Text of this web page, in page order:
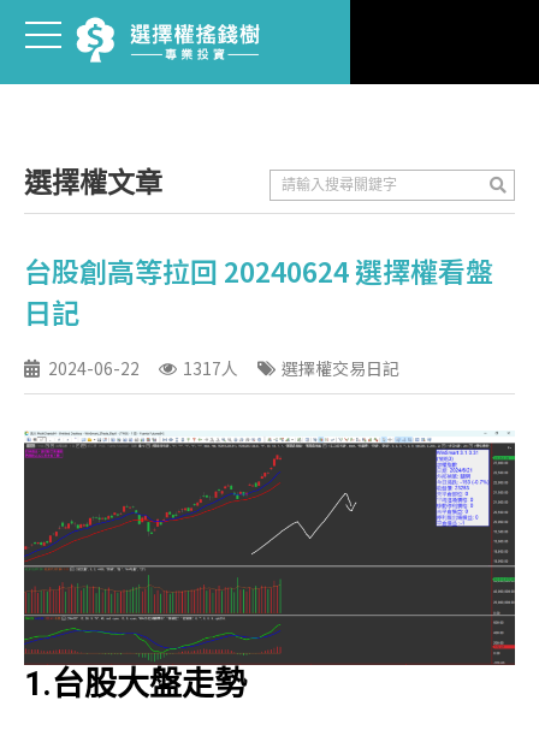
選擇權文章
台股創高等拉回 20240624 選擇權看盤
日記
2024-06-22 1317人 選擇權交易日記
1.台股大盤走勢